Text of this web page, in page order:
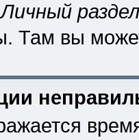
Личный раздел
Там вы